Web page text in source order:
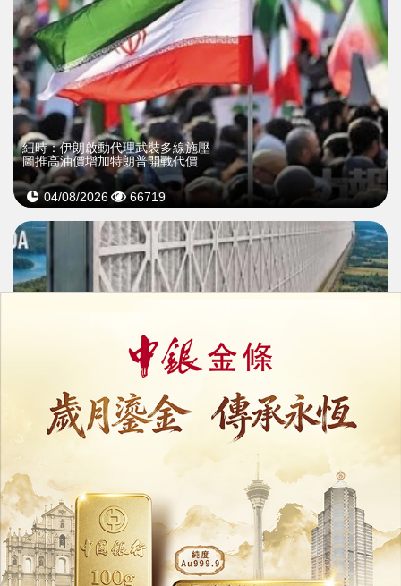
紐時：伊朗啟動代理武裝多線施壓
圖推高油價增加特朗普開戰代價
04/08/2026 66719
特朗普貼AI「空氣過濾牆」嘲諷加拿大
再以野火煙霧威脅加關稅
28/07/2026 41772